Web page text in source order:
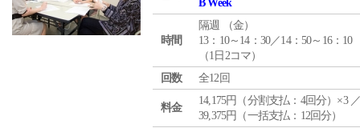
B Week
時間
隔週 （金）
13：10～14：30／14：50～16：10
（1日2コマ）
回数
全12回
料金
14,175円（分割支払：4回分）×3
39,375円（一括支払：12回分）